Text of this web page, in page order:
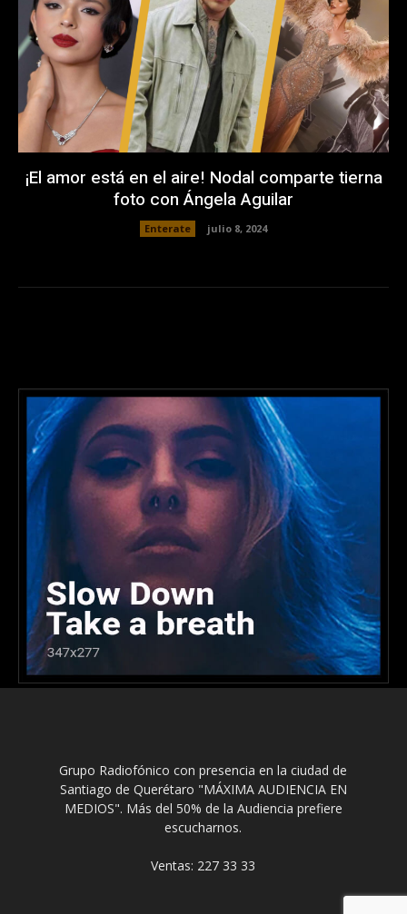
¡El amor está en el aire! Nodal comparte tierna
foto con Ángela Aguilar
Enterate julio 8, 2024
Grupo Radiofónico con presencia en la ciudad de
Santiago de Querétaro "MÁXIMA AUDIENCIA EN
MEDIOS". Más del 50% de la Audiencia prefiere
escucharnos.
Ventas: 227 33 33